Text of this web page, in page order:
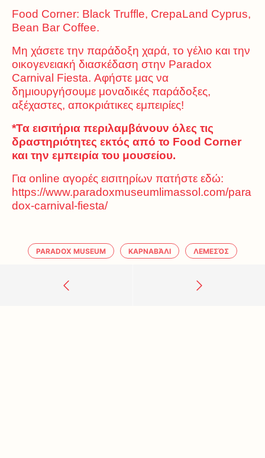
Food Corner: Black Truffle, CrepaLand Cyprus,
Bean Bar Coffee.
Μη χάσετε την παράδοξη χαρά, το γέλιο και την
οικογενειακή διασκέδαση στην Paradox
Carnival Fiesta. Αφήστε μας να
δημιουργήσουμε μοναδικές παράδοξες,
αξέχαστες, αποκριάτικες εμπειρίες!
*Τα εισιτήρια περιλαμβάνουν όλες τις
δραστηριότητες εκτός από το Food Corner
και την εμπειρία του μουσείου.
Για online αγορές εισιτηρίων πατήστε εδώ:
https://www.paradoxmuseumlimassol.com/para
dox-carnival-fiesta/
PARADOX MUSEUM ΚΑΡΝΑΒΆΛΙ ΛΕΜΕΣΌΣ